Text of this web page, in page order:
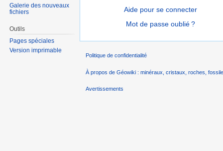
Aide pour se connecter
Mot de passe oublié ?
Galerie des nouveaux
fichiers
Outils
Pages spéciales
Version imprimable
Politique de confidentialité
À propos de Géowiki : minéraux, cristaux, roches,
Avertissements